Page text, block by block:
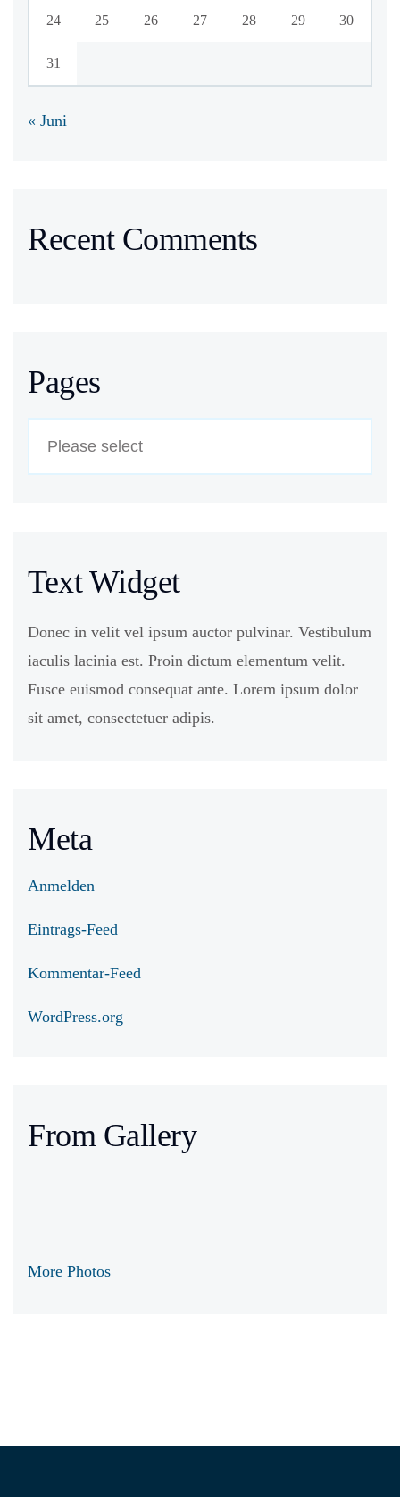
24 25 26 27 28 29 30
31
« Juni
Recent Comments
Pages
Text Widget
Donec in velit vel ipsum auctor pulvinar. Vestibulum
iaculis lacinia est. Proin dictum elementum velit.
Fusce euismod consequat ante. Lorem ipsum dolor
sit amet, consectetuer adipis.
Meta
Anmelden
Eintrags-Feed
Kommentar-Feed
WordPress.org
From Gallery
More Photos